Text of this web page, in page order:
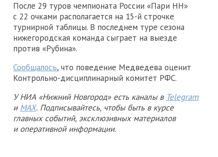
После 29 туров чемпионата России «Пари НН»
с 22 очками располагается на 15-й строчке
турнирной таблицы. В последнем туре сезона
нижегородская команда сыграет на выезде
против «Рубина».
Сообщалось, что поведение Медведева оценит
Контрольно-дисциплинарный комитет РФС.
У НИА «Нижний Новгород» есть каналы в Telegram
и MAX. Подписывайтесь, чтобы быть в курсе
главных событий, эксклюзивных материалов
и оперативной информации.